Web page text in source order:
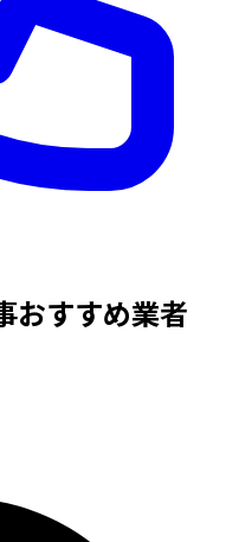
おすすめ業者